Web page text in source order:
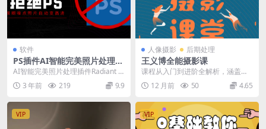
软件
PS插件AI智能完美照片处理插
件Radiant Photo 1.1.2.308
AI智能完美照片处理插件Radiant P
hoto 1.1.1.308中文版支持...
3 年前 219 9.9
人像摄影 后期处理
王义博全能摄影课
课程从入门到进阶全解析，涵盖了
器材选择、相机操作、拍摄技巧、
灯光运用等多个方面，...
12 月前 50 4.65
VIP VIP